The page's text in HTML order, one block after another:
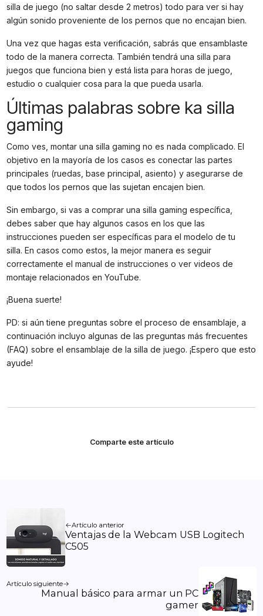
silla de juego (no saltar desde 2 metros) todo para ver si hay
algún sonido proveniente de los pernos que no encajan bien.
Una vez que hagas esta verificación, sabrás que ensamblaste
todo de la manera correcta. También tendrá una silla para
juegos que funciona bien y está lista para horas de juego,
estudio o cualquier cosa para la que pueda usarla.
Últimas palabras sobre ka silla
gaming
Como ves, montar una silla gaming no es nada complicado. El
objetivo en la mayoría de los casos es conectar las partes
principales (ruedas, base principal, asiento) y asegurarse de
que todos los pernos que las sujetan encajen bien.
Sin embargo, si vas a comprar una silla gaming específica,
debes saber que hay algunos casos en los que las
instrucciones pueden ser específicas para el modelo de tu
silla. En casos como estos, la mejor manera es seguir
correctamente el manual de instrucciones o ver videos de
montaje relacionados en YouTube.
¡Buena suerte!
PD: si aún tiene preguntas sobre el proceso de ensamblaje, a
continuación incluyo algunas de las preguntas más frecuentes
(FAQ) sobre el ensamblaje de la silla de juego. ¡Espero que esto
ayude!
Comparte este artículo
Artículo anterior
Ventajas de la Webcam USB Logitech
C505
Artículo siguiente
Manual básico para armar un PC
gamer